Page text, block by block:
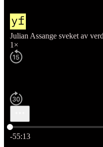
Julian Assange sveket av
1×
Nåværende tid: 0:00 / Total
-55:13